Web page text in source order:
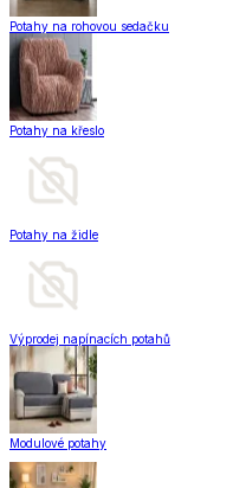
Potahy na rohovou sedačku
Potahy na křeslo
Potahy na židle
Výprodej napínacích potahů
Modulové potahy